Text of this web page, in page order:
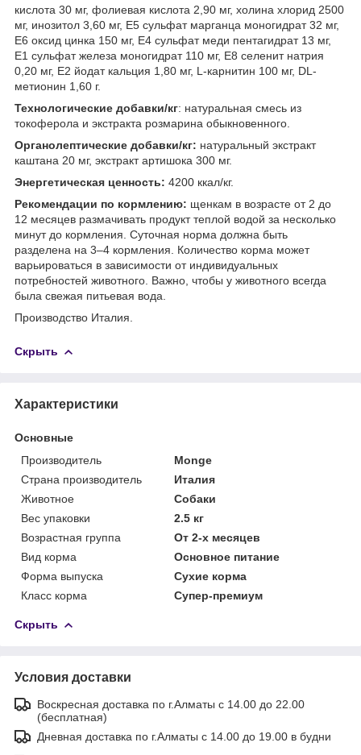
кислота 30 мг, фолиевая кислота 2,90 мг, холина хлорид 2500
мг, инозитол 3,60 мг, Е5 сульфат марганца моногидрат 32 мг,
Е6 оксид цинка 150 мг, Е4 сульфат меди пентагидрат 13 мг,
Е1 сульфат железа моногидрат 110 мг, Е8 селенит натрия
0,20 мг, Е2 йодат кальция 1,80 мг, L-карнитин 100 мг, DL-
метионин 1,60 г.
Технологические добавки/кг: натуральная смесь из
токоферола и экстракта розмарина обыкновенного.
Органолептические добавки/кг: натуральный экстракт
каштана 20 мг, экстракт артишока 300 мг.
Энергетическая ценность: 4200 ккал/кг.
Рекомендации по кормлению: щенкам в возрасте от 2 до
12 месяцев размачивать продукт теплой водой за несколько
минут до кормления. Суточная норма должна быть
разделена на 3–4 кормления. Количество корма может
варьироваться в зависимости от индивидуальных
потребностей животного. Важно, чтобы у животного всегда
была свежая питьевая вода.
Производство Италия.
Скрыть
Характеристики
Основные
Производитель
Monge
Страна производитель
Италия
Животное
Собаки
Вес упаковки
2.5 кг
Возрастная группа
От 2-х месяцев
Вид корма
Основное питание
Форма выпуска
Сухие корма
Класс корма
Супер-премиум
Скрыть
Условия доставки
Воскресная доставка по г.Алматы с 14.00 до 22.00
(бесплатная)
Дневная доставка по г.Алматы с 14.00 до 19.00 в будни